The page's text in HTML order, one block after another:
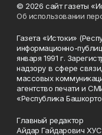
© 2026 сайт газеты
Об использовании
Газета «Истоки»
информационно-
января 1991 г.
надзору в сфере
массовых
агентство печати и
«Республика
Главный редактор
Айдар Гайдарович